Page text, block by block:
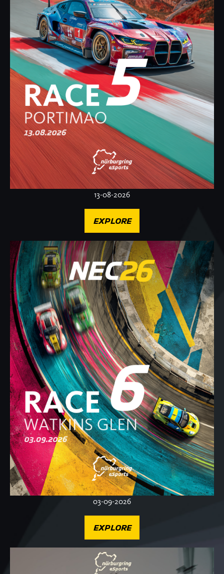
13-08-2026
EXPLORE
03-09-2026
EXPLORE